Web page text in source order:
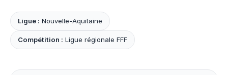
Ligue : Nouvelle-Aquitaine
Compétition : Ligue régionale FFF